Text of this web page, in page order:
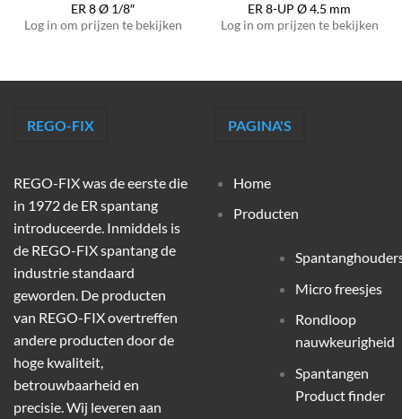
ER 8 Ø 1/8″
Log in om prijzen te bekijken
ER 8-UP Ø 4.5 mm
Log in om prijzen te bekijken
REGO-FIX
REGO-FIX was de eerste die
in 1972 de ER spantang
introduceerde. Inmiddels is
de REGO-FIX spantang de
industrie standaard
geworden. De producten
van REGO-FIX overtreffen
andere producten door de
hoge kwaliteit,
betrouwbaarheid en
precisie. Wij leveren aan
PAGINA'S
Home
Producten
Micro freesjes
Rondloop
nauwkeurigheid
Spantangen
Product finder